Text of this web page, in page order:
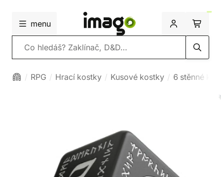
menu
Vyhledávání
RPG Hrací kostky Kusové kostky 6 stěnné